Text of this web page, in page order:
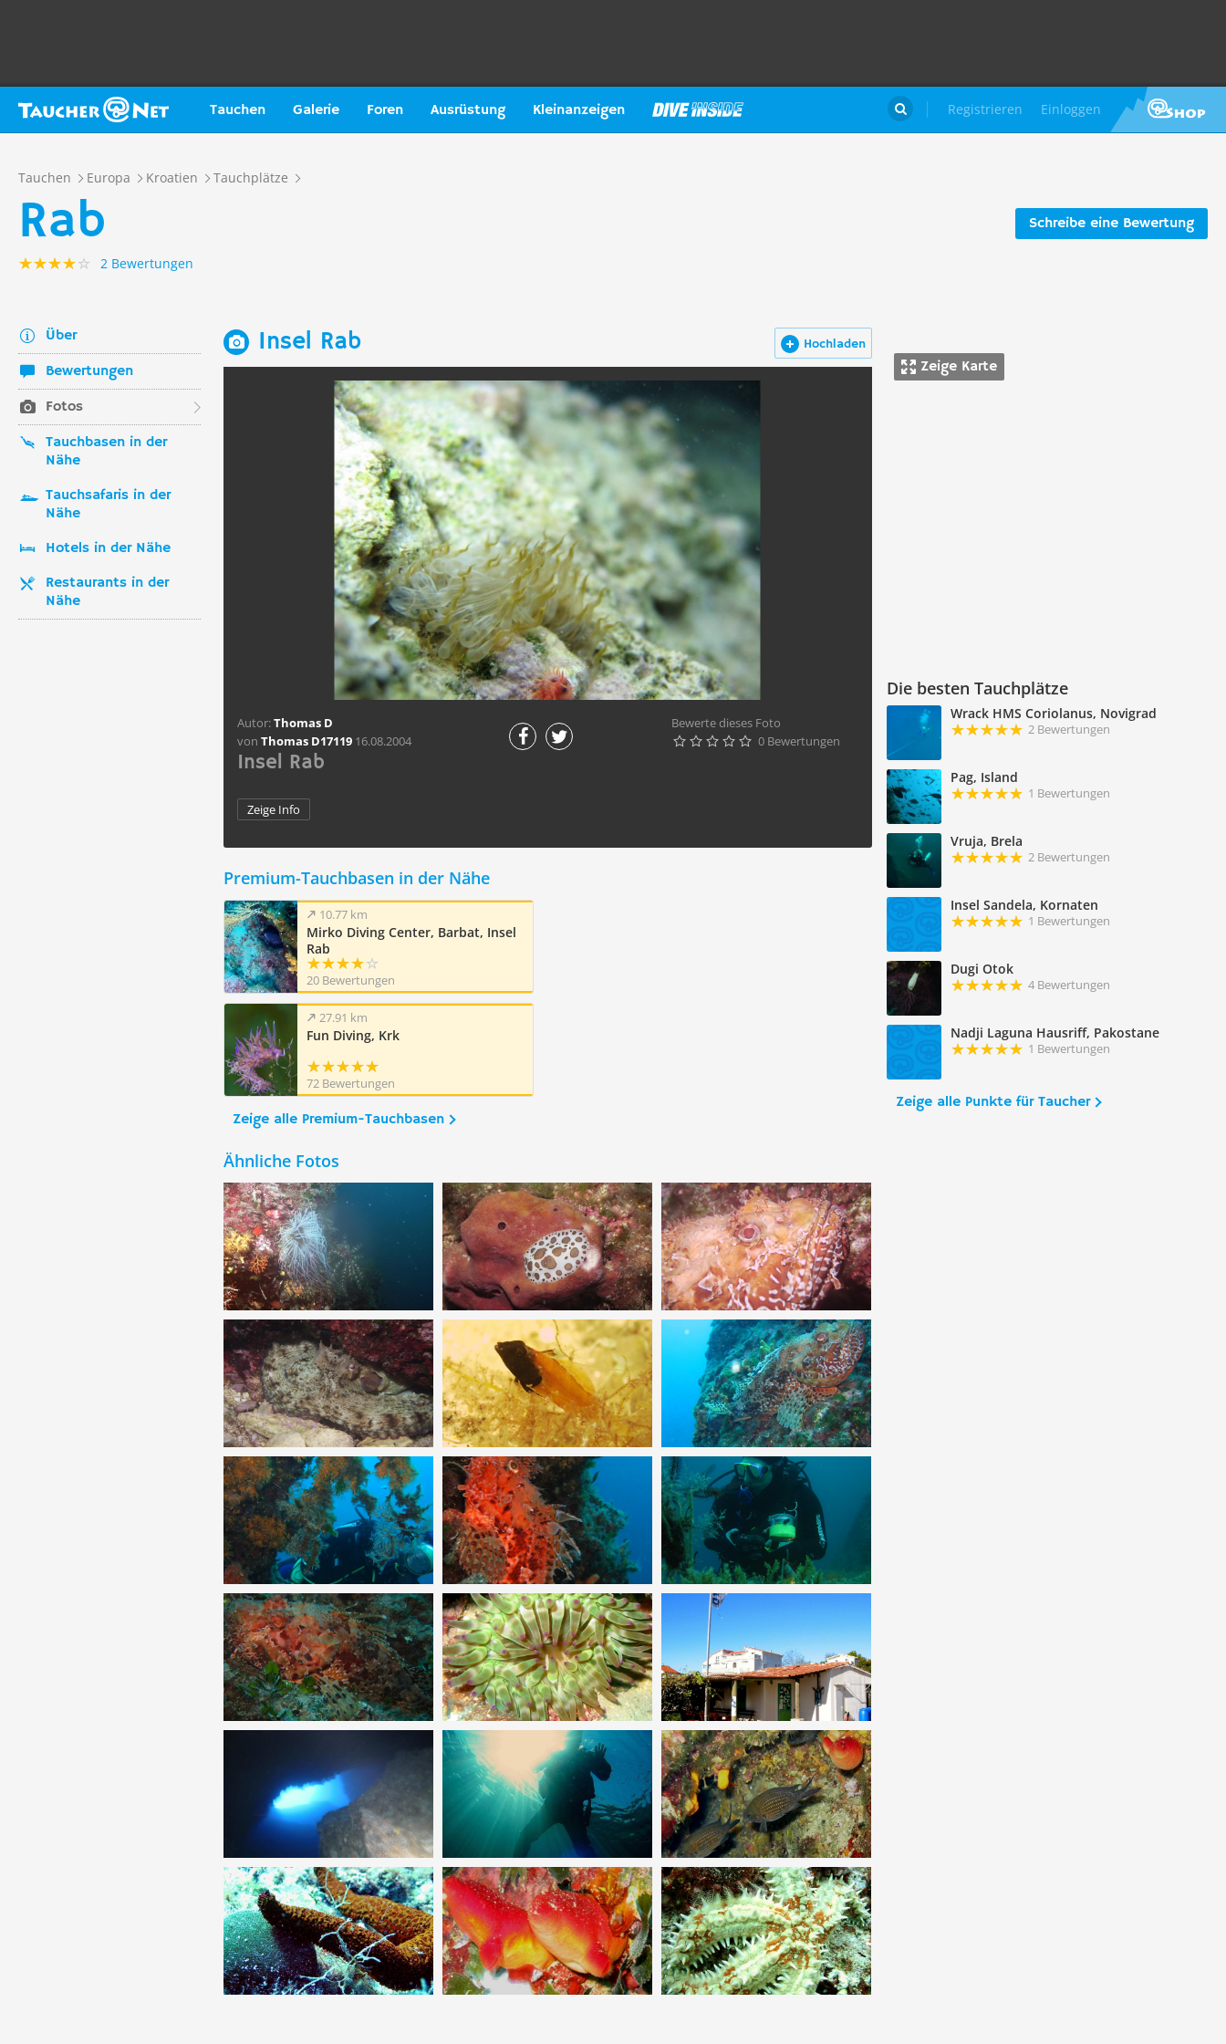
Tauchen Galerie Foren Ausrüstung Kleinanzeigen Registrieren Einloggen

Tauchen Europa Kroatien Tauchplätze
Schreibe eine Bewertung
Rab
2 Bewertungen
Über
Bewertungen
Fotos
Tauchbasen in der
Nähe
Tauchsafaris in der
Nähe
Hotels in der Nähe
Restaurants in der
Nähe
Zeige Karte
Die besten Tauchplätze
Wrack HMS Coriolanus, Novigrad
2 Bewertungen
Pag, Island
1 Bewertungen
Vruja, Brela
2 Bewertungen
Insel Sandela, Kornaten
1 Bewertungen
Dugi Otok
4 Bewertungen
Nadji Laguna Hausriff, Pakostane
1 Bewertungen
Zeige alle Punkte für Taucher
Hochladen
Insel Rab
Autor:Thomas D
von Thomas D17119 16.08.2004
Bewerte dieses Foto
     0 Bewertungen
Insel Rab
Zeige Info
Premium-Tauchbasen in der Nähe
10.77 km
Mirko Diving Center, Barbat, Insel
Rab
20 Bewertungen
27.91 km
Fun Diving, Krk
72 Bewertungen
Zeige alle Premium-Tauchbasen
Ähnliche Fotos